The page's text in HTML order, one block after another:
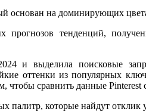
основан на доминирующих
тенденций,
и выделила поисковые
оттенки из популярных
сравнить данные
палитр, которые найдут отклик